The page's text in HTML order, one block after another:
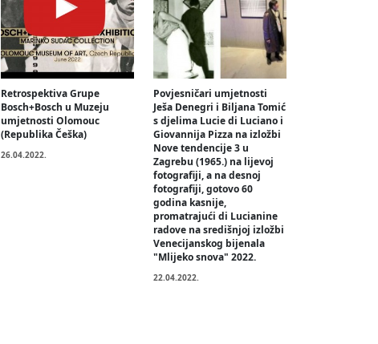
Retrospektiva Grupe
Bosch+Bosch u Muzeju
umjetnosti Olomouc
(Republika Češka)
26.04.2022.
Povjesničari umjetnosti
Ješa Denegri i Biljana Tomić
s djelima Lucie di Luciano i
Giovannija Pizza na izložbi
Nove tendencije 3 u
Zagrebu (1965.) na lijevoj
fotografiji, a na desnoj
fotografiji, gotovo 60
godina kasnije,
promatrajući di Lucianine
radove na središnjoj izložbi
Venecijanskog bijenala
"Mlijeko snova" 2022.
22.04.2022.